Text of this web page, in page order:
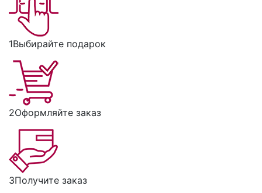
1Выбирайте подарок
2Оформляйте заказ
3Получите заказ